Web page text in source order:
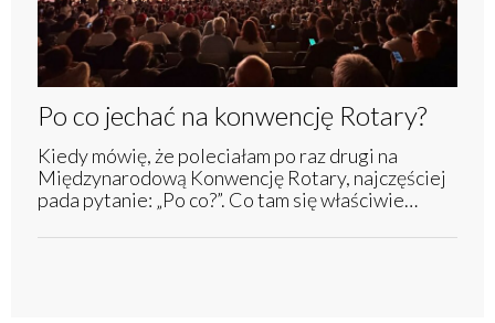
Po co jechać na konwencję Rotary?
Kiedy mówię, że poleciałam po raz drugi na
Międzynarodową Konwencję Rotary, najczęściej
pada pytanie: „Po co?”. Co tam się właściwie…